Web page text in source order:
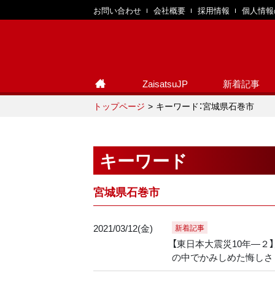
お問い合わせ 会社概要 採用情報 個人情
ZaisatsuJP 新着記事
トップページ キーワード：宮城県石巻市
キーワード
宮城県石巻市
2021/03/12(金) 新着記事
【東日本大震災10年―
の中でかみしめた悔しさ